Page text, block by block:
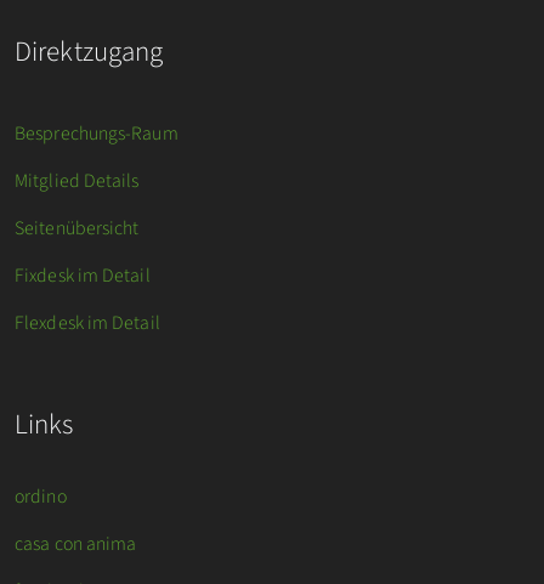
Direktzugang
Besprechungs-Raum
Mitglied Details
Seitenübersicht
Fixdesk im Detail
Flexdesk im Detail
Links
ordino
casa con anima